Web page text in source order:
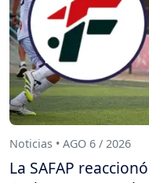
Noticias • AGO 6 / 2026
La SAFAP